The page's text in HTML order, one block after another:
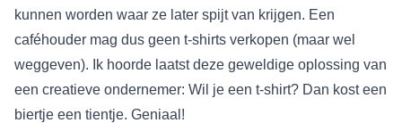
kunnen worden waar ze later spijt van krijgen. Een
caféhouder mag dus geen t-shirts verkopen (maar wel
weggeven). Ik hoorde laatst deze geweldige oplossing van
een creatieve ondernemer: Wil je een t-shirt? Dan kost een
biertje een tientje. Geniaal!